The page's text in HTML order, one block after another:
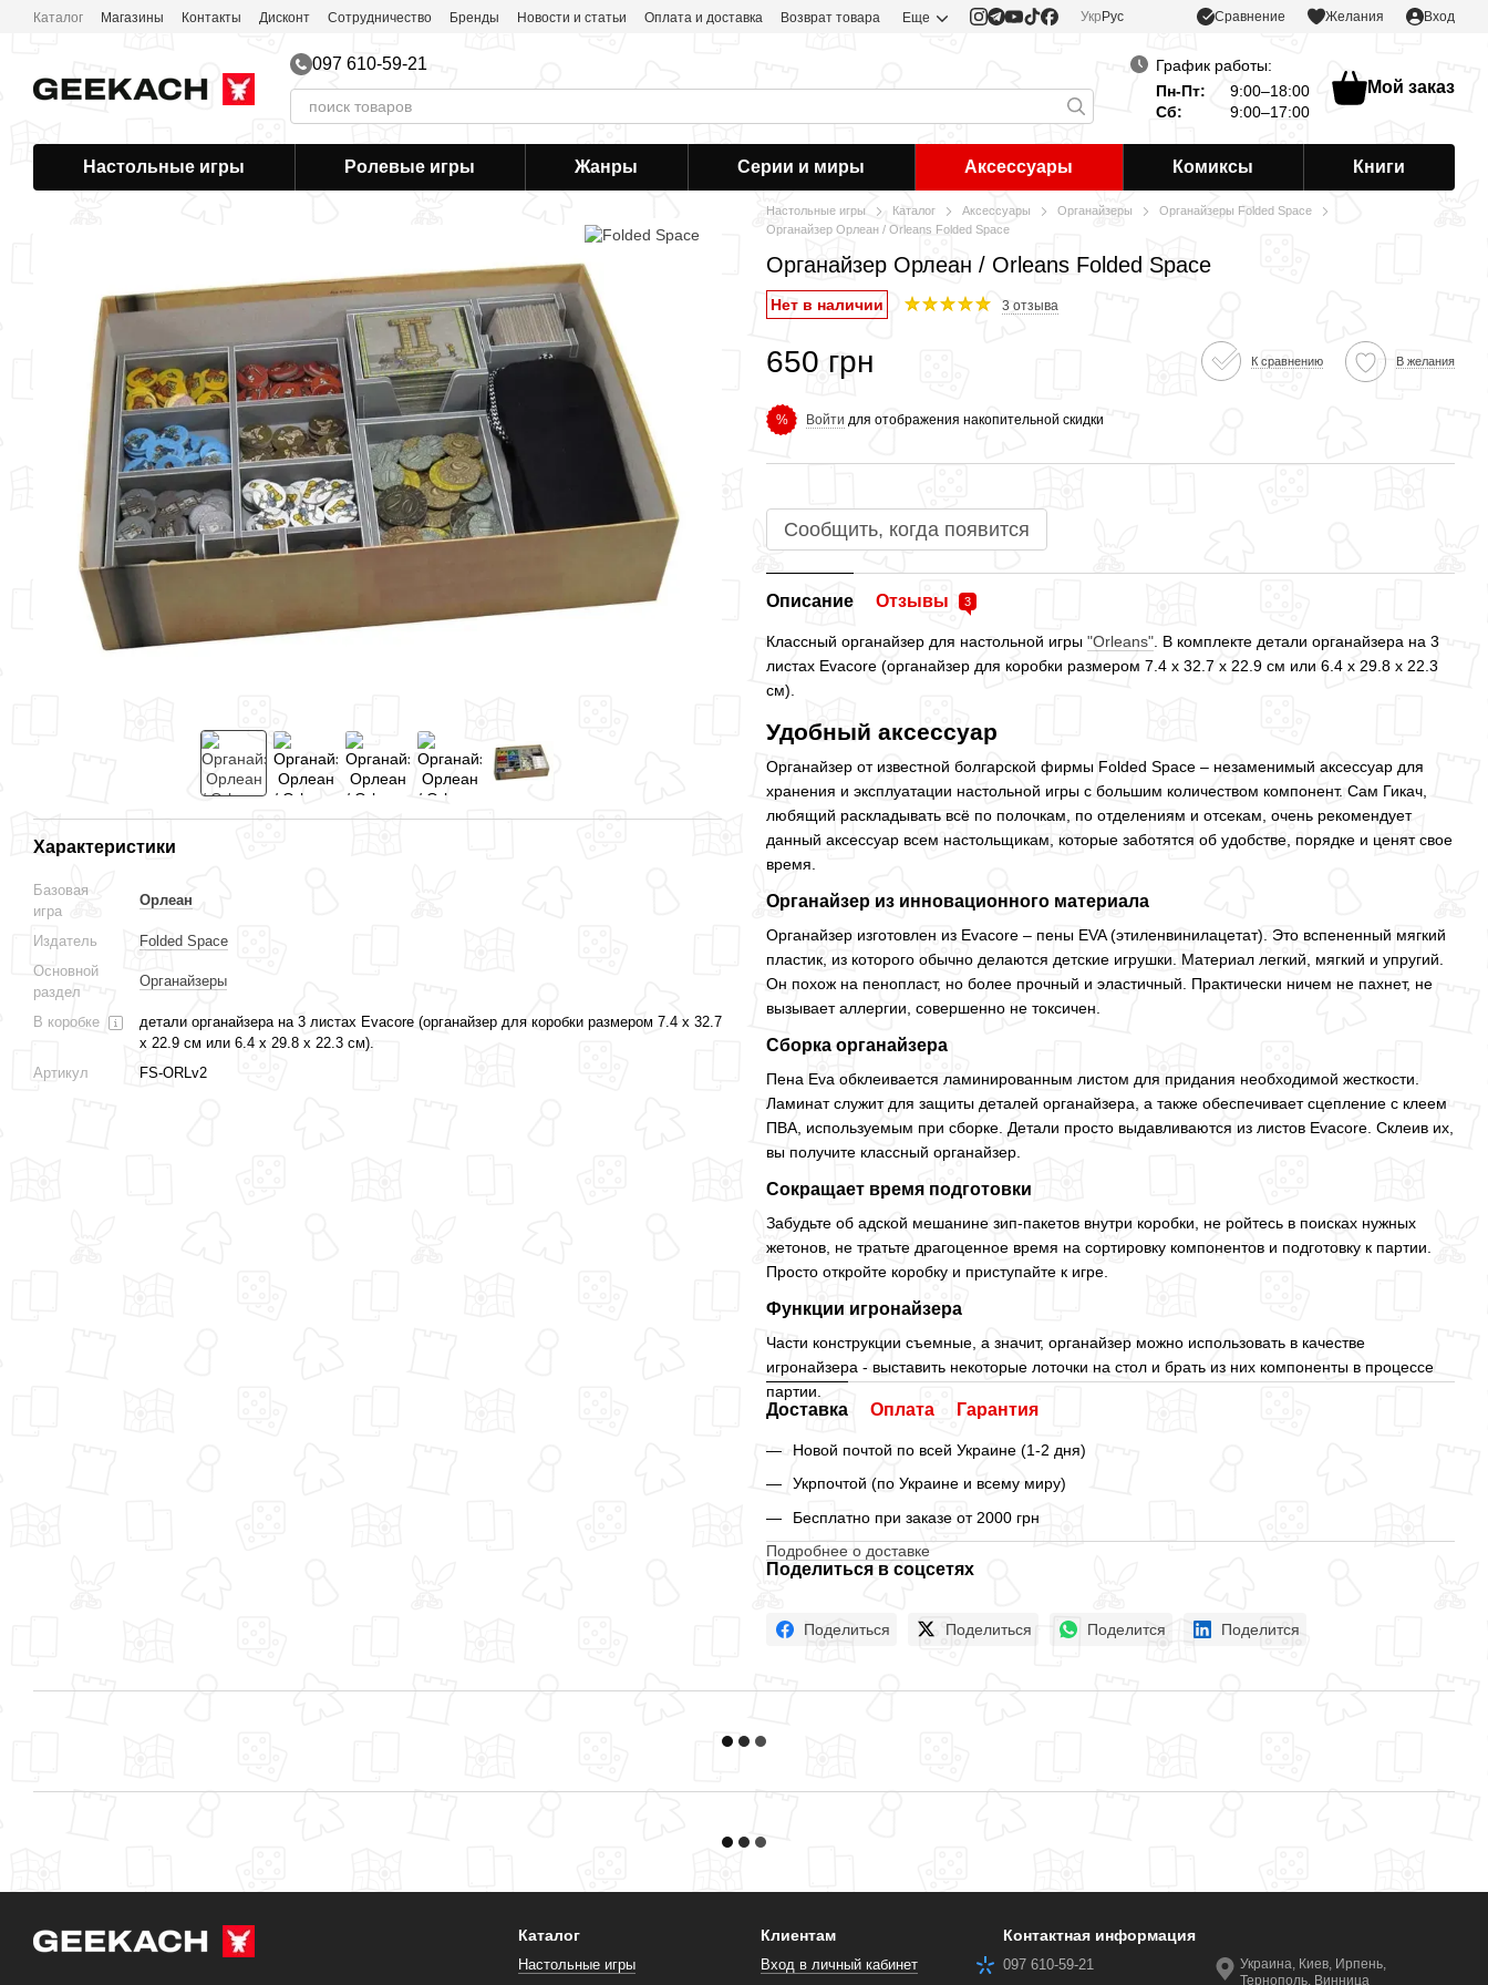
Перейти к основному контенту
Каталог Магазины Контакты Дисконт Сотрудничество Бренды Новости и статьи Оплата и доставка Возврат товара Еще Укр Рус Сравнение Желания Вход
097 610-59-21
График работы:
Пн-Пт:
9:00–18:00
Сб:
9:00–17:00
Мой заказ
Настольные игры Ролевые игры Жанры Серии и миры Аксессуары Комиксы Книги
Характеристики
Базовая
игра
Орлеан
Издатель
Folded Space
Основной
раздел
Органайзеры
В коробке
детали органайзера на 3 листах Evacore (органайзер для коробки размером 7.4 x 32.7
x 22.9 см или 6.4 x 29.8 x 22.3 см).
Артикул
FS-ORLv2
Настольные игры Каталог Аксессуары Органайзеры
Органайзеры Folded Space
Органайзер Орлеан / Orleans Folded Space
Органайзер Орлеан / Orleans Folded Space
Нет в наличии 3 отзыва
650 грн К сравнению В желания
% Войти для отображения накопительной скидки
Сообщить, когда появится
Описание Отзывы 3
Классный органайзер для настольной игры "Orleans" . В комплекте детали органайзера на 3
листах Evacore (органайзер для коробки размером 7.4 x 32.7 x 22.9 см или 6.4 x 29.8 x 22.3
см).
Удобный аксессуар
Органайзер от известной болгарской фирмы Folded Space – незаменимый аксессуар для
хранения и эксплуатации настольной игры с большим количеством компонент. Сам Гикач,
любящий раскладывать всё по полочкам, по отделениям и отсекам, очень рекомендует
данный аксессуар всем настольщикам, которые заботятся об удобстве, порядке и ценят свое
время.
Органайзер из инновационного материала
Органайзер изготовлен из Evacore – пены EVA (этиленвинилацетат). Это вспененный мягкий
пластик, из которого обычно делаются детские игрушки. Материал легкий, мягкий и упругий.
Он похож на пенопласт, но более прочный и эластичный. Практически ничем не пахнет, не
вызывает аллергии, совершенно не токсичен.
Сборка органайзера
Пена Eva обклеивается ламинированным листом для придания необходимой жесткости.
Ламинат служит для защиты деталей органайзера, а также обеспечивает сцепление с клеем
ПВА, используемым при сборке. Детали просто выдавливаются из листов Evacore. Склеив их,
вы получите классный органайзер.
Сокращает время подготовки
Забудьте об адской мешанине зип-пакетов внутри коробки, не ройтесь в поисках нужных
жетонов, не тратьте драгоценное время на сортировку компонентов и подготовку к партии.
Просто откройте коробку и приступайте к игре.
Функции игронайзера
Части конструкции съемные, а значит, органайзер можно использовать в качестве
игронайзера - выставить некоторые лоточки на стол и брать из них компоненты в процессе
партии.
Доставка Оплата Гарантия
Новой почтой по всей Украине (1-2 дня)
Укрпочтой (по Украине и всему миру)
Бесплатно при заказе от 2000 грн
Подробнее о доставке
Поделиться в соцсетях
Поделиться Поделиться Поделится Поделится
Каталог
Настольные игры
Клиентам
Вход в личный кабинет
Контактная информация
097 610-59-21
Украина, Киев, Ирпень,
Тернополь, Винница